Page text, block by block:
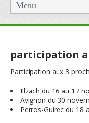
Menu
participation
Participation aux 3
Illzach du 16 au 17
Avignon du 30
Perros-Guirec du 18